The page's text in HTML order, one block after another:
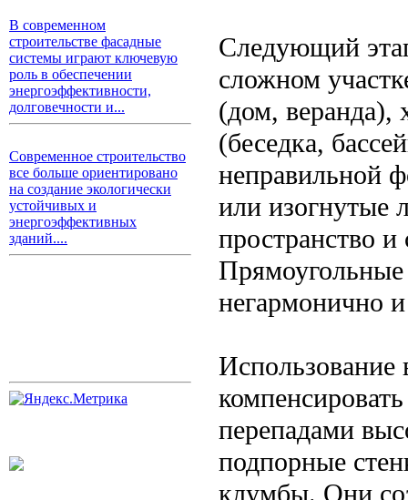
В современном
строительстве фасадные
системы играют ключевую
роль в обеспечении
энергоэффективности,
долговечности и...
Современное строительство
все больше ориентировано
на создание экологически
устойчивых и
энергоэффективных
зданий....
Следующий
сложном
(дом, веранда),
(беседка,
неправильной
или изогнутые
пространство
Прямоугольные
негармонично
Использование
перепадами
подпорные
клумбы. Они